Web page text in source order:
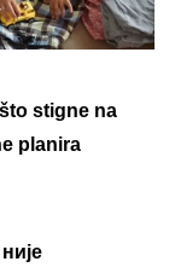
stigne na
planira